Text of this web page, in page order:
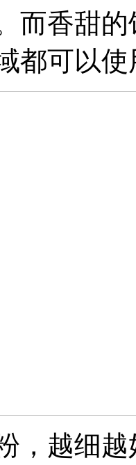
而香甜
都可以
，越细